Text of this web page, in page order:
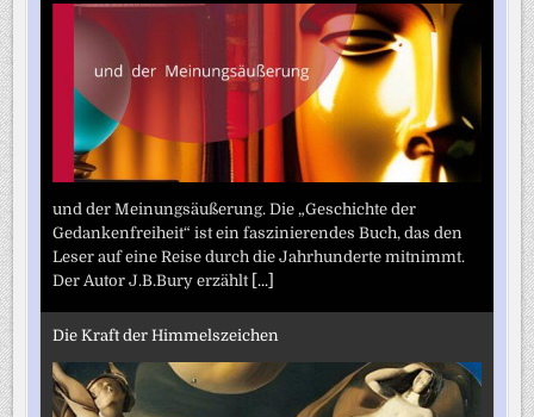
und der Meinungsäußerung. Die „Geschichte der
Gedankenfreiheit“ ist ein faszinierendes Buch, das den
Leser auf eine Reise durch die Jahrhunderte mitnimmt.
Der Autor J.B.Bury erzählt [...]
Die Kraft der Himmelszeichen